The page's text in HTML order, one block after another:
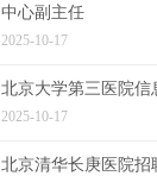
中心副主任
2025-10-17
北京大学第三医院
2025-10-17
北京清华长庚医院招